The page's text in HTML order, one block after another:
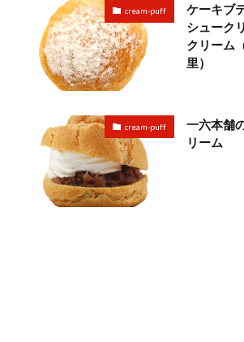
cream-puff
ケーキブ
シューク
クリーム
里）
cream-puff
一六本舗
リーム